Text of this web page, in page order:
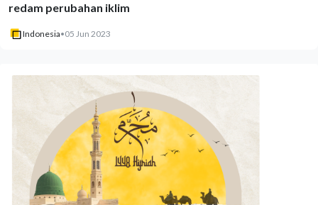
redam perubahan iklim
Indonesia•05 Jun 2023